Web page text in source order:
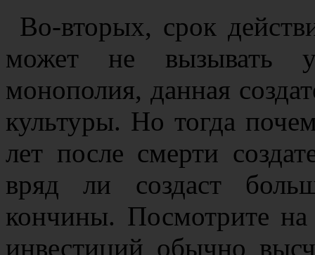
Во-вторых, срок
может не вызывать
монополия, данная
культуры. Но тогда
лет после смерти
вряд ли создаст
кончины. Посмотрите
инвестиций обычно